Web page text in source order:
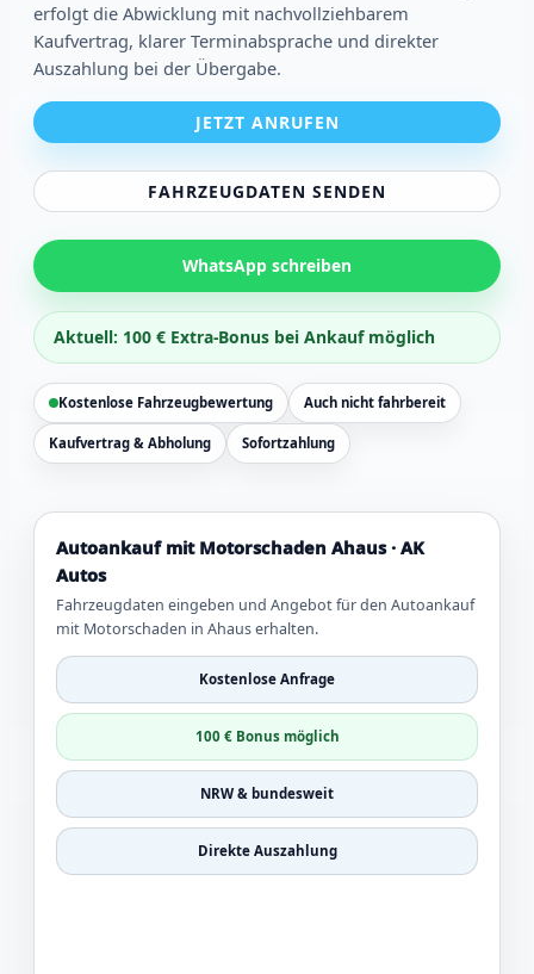
erfolgt die Abwicklung mit nachvollziehbarem
Kaufvertrag, klarer Terminabsprache und direkter
Auszahlung bei der Übergabe.
JETZT ANRUFEN
FAHRZEUGDATEN SENDEN
WhatsApp schreiben
Aktuell: 100 € Extra-Bonus bei Ankauf möglich
Kostenlose Fahrzeugbewertung Auch nicht fahrbereit
Kaufvertrag & Abholung Sofortzahlung
Autoankauf mit Motorschaden Ahaus · AK
Autos
Fahrzeugdaten eingeben und Angebot für den Autoankauf
mit Motorschaden in Ahaus erhalten.
Kostenlose Anfrage
100 € Bonus möglich
NRW & bundesweit
Direkte Auszahlung